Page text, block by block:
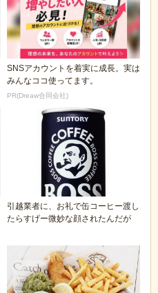
SNSアカウントを着実に成長。実は
みんなココ使ってます。
PR(Dreaw合同会社)
引越業者に、お礼で缶コーヒー渡し
たらすげー微妙な顔されたんだが